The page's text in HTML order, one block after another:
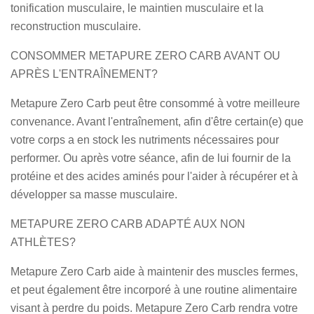
tonification musculaire, le maintien musculaire et la
reconstruction musculaire.
CONSOMMER METAPURE ZERO CARB AVANT OU
APRÈS L'ENTRAÎNEMENT?
Metapure Zero Carb peut être consommé à votre meilleure
convenance. Avant l'entraînement, afin d'être certain(e) que
votre corps a en stock les nutriments nécessaires pour
performer. Ou après votre séance, afin de lui fournir de la
protéine et des acides aminés pour l'aider à récupérer et à
développer sa masse musculaire.
METAPURE ZERO CARB ADAPTÉ AUX NON
ATHLÈTES?
Metapure Zero Carb aide à maintenir des muscles fermes,
et peut également être incorporé à une routine alimentaire
visant à perdre du poids. Metapure Zero Carb rendra votre